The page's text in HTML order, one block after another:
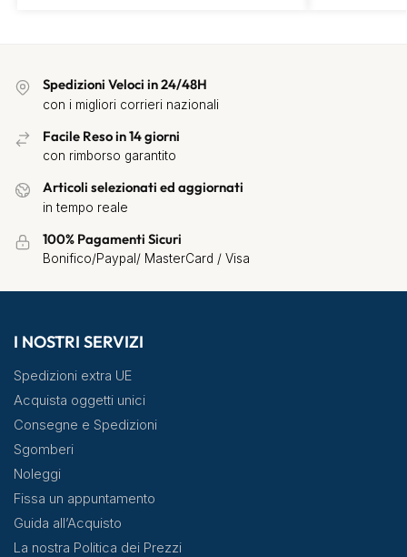
Spedizioni Veloci in 24/48H
con i migliori corrieri nazionali
Facile Reso in 14 giorni
con rimborso garantito
Articoli selezionati ed aggiornati
in tempo reale
100% Pagamenti Sicuri
Bonifico/Paypal/ MasterCard / Visa
I NOSTRI SERVIZI
Spedizioni extra UE
Acquista oggetti unici
Consegne e Spedizioni
Sgomberi
Noleggi
Fissa un appuntamento
Guida all’Acquisto
La nostra Politica dei Prezzi